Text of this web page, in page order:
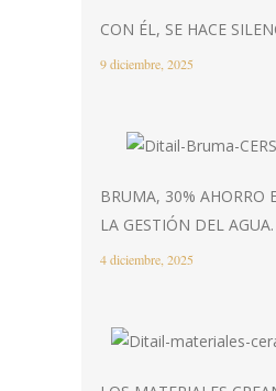
CON ÉL, SE HACE
9 diciembre, 2025
BRUMA, 30% AHORRO
LA GESTIÓN DEL AGUA.
4 diciembre, 2025